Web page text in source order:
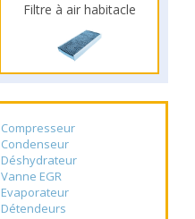
Filtre à air habitacle
Compresseur
Condenseur
Déshydrateur
Vanne EGR
Evaporateur
Détendeurs